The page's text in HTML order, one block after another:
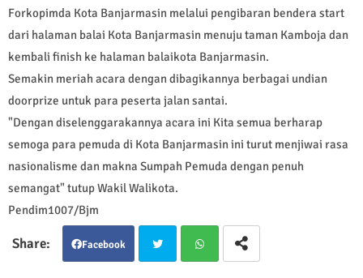
Forkopimda Kota Banjarmasin melalui pengibaran bendera start
dari halaman balai Kota Banjarmasin menuju taman Kamboja dan
kembali finish ke halaman balaikota Banjarmasin.
Semakin meriah acara dengan dibagikannya berbagai undian
doorprize untuk para peserta jalan santai.
"Dengan diselenggarakannya acara ini Kita semua berharap
semoga para pemuda di Kota Banjarmasin ini turut menjiwai rasa
nasionalisme dan makna Sumpah Pemuda dengan penuh
semangat" tutup Wakil Walikota.
Pendim1007/Bjm
Facebook